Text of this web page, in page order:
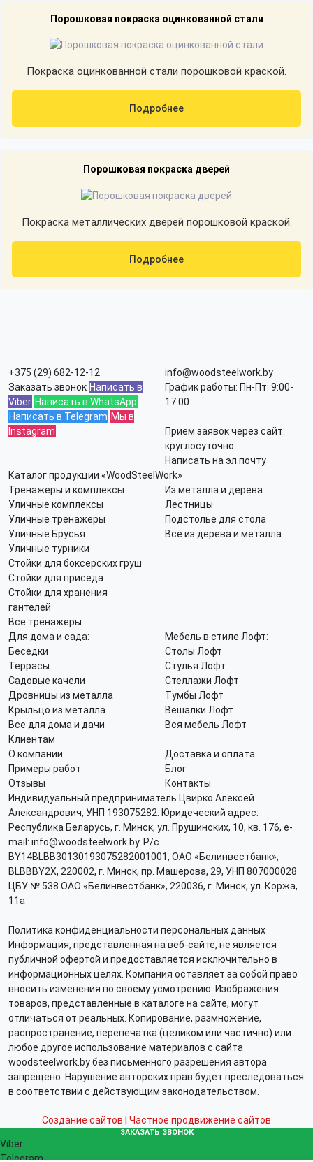
Порошковая покраска оцинкованной стали
Покраска оцинкованной стали порошковой краской.
Подробнее
Порошковая покраска дверей
Покраска металлических дверей порошковой краской.
Подробнее
+375 (29) 682-12-12
Заказать звонок Написать в
Viber Написать в WhatsApp
Написать в Telegram Мы в
Instagram
info@woodsteelwork.by
График работы: Пн-Пт: 9:00-
17:00
Прием заявок через сайт:
круглосуточно
Написать на эл.почту
Каталог продукции «WoodSteelWork»
Тренажеры и комплексы
Уличные комплексы
Уличные тренажеры
Уличные Брусья
Уличные турники
Стойки для боксерских груш
Стойки для приседа
Стойки для хранения
гантелей
Все тренажеры
Из металла и дерева:
Лестницы
Подстолье для стола
Все из дерева и металла
Для дома и сада:
Беседки
Террасы
Садовые качели
Дровницы из металла
Крыльцо из металла
Все для дома и дачи
Мебель в стиле Лофт:
Столы Лофт
Стулья Лофт
Стеллажи Лофт
Тумбы Лофт
Вешалки Лофт
Вся мебель Лофт
Клиентам
О компании
Доставка и оплата
Примеры работ
Блог
Отзывы
Контакты
Индивидуальный предприниматель Цвирко Алексей
Александрович, УНП 193075282. Юридеческий адрес:
Республика Беларусь, г. Минск, ул. Прушинских, 10, кв. 176, e-
mail: info@woodsteelwork.by. Р/с
BY14BLBB30130193075282001001, ОАО «Белинвестбанк»,
BLBBBY2X, 220002, г. Минск, пр. Машерова, 29, УНП 807000028
ЦБУ № 538 ОАО «Белинвестбанк», 220036, г. Минск, ул. Коржа,
11а
Политика конфиденциальности персональных данных
Информация, представленная на веб-сайте, не является
публичной офертой и предоставляется исключительно в
информационных целях. Компания оставляет за собой право
вносить изменения по своему усмотрению. Изображения
товаров, представленные в каталоге на сайте, могут
отличаться от реальных. Копирование, размножение,
распространение, перепечатка (целиком или частично) или
любое другое использование материалов с сайта
woodsteelwork.by без письменного разрешения автора
запрещено. Нарушение авторских прав будет преследоваться
в соответствии с действующим законодательством.
Создание сайтов Частное продвижение сайтов
ЗАКАЗАТЬ ЗВОНОК
Viber
Telegram